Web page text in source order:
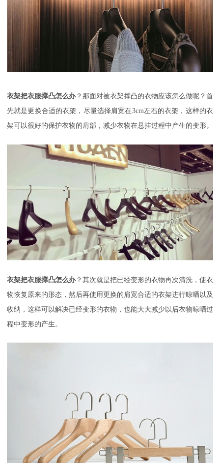
衣架把衣服撑凸怎么办？那面对被衣架撑凸的衣物应该怎么做呢？首
先就是更换合适的衣架，尽量选择肩宽在3cm左右的衣架，这样的衣
架可以很好的保护衣物的肩部，减少衣物在悬挂过程中产生的变形。
衣架把衣服撑凸怎么办？其次就是把已经变形的衣物再次清洗，使衣
物恢复原来的形态，然后再使用更换的肩宽合适的衣架进行晾晒以及
收纳，这样可以解决已经变形的衣物，也能大大减少以后衣物晾晒过
程中变形的产生。